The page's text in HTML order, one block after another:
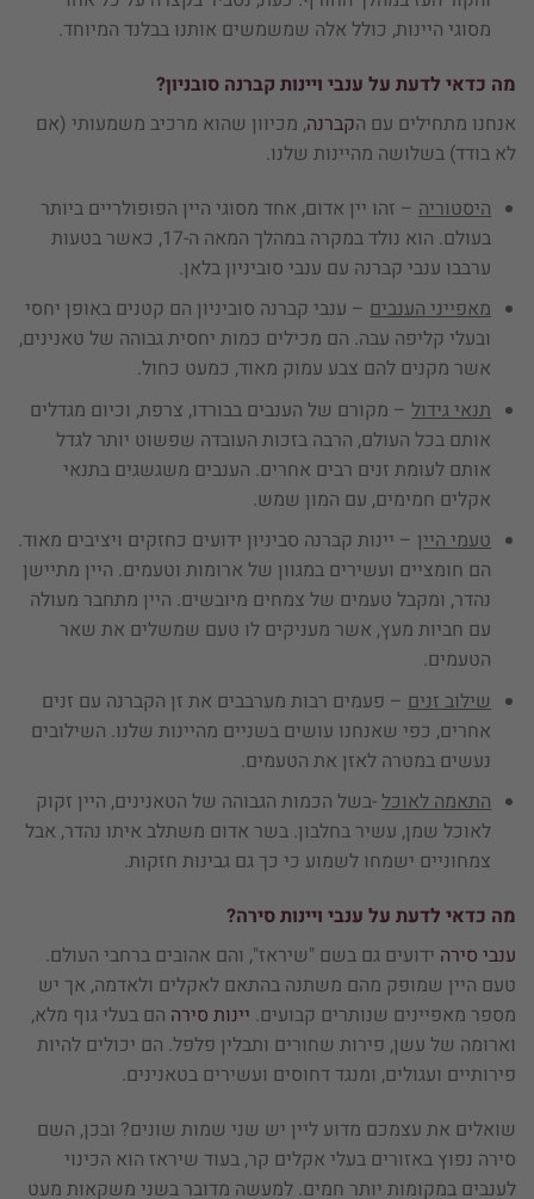
מסוגי היינות, כולל אלה שמשמשים אותנו בבלנד המיוחד.
מה כדאי לדעת על ענבי ויינות קברנה סובניון?
אנחנו מתחילים עם הקברנה, מכיוון שהוא מרכיב משמעותי (אם
לא בודד) בשלושה מהיינות שלנו.
היסטוריה – זהו יין אדום, אחד מסוגי היין הפופולריים ביותר
בעולם. הוא נולד במקרה במהלך המאה ה-17, כאשר בטעות
ערבבו ענבי קברנה עם ענבי סוביניון בלאן.
מאפייני הענבים– ענבי קברנה סוביניון הם קטנים באופן יחסי
ובעלי קליפה עבה. הם מכילים כמות יחסית גבוהה של טאנינים,
אשר מקנים להם צבע עמוק מאוד, כמעט כחול.
תנאי גידול – מקורם של הענבים בבורדו, צרפת, וכיום מגדלים
אותם בכל העולם, הרבה בזכות העובדה שפשוט יותר לגדל
אותם לעומת זנים רבים אחרים. הענבים משגשגים בתנאי
אקלים חמימים, עם המון שמש.
טעמי היין – יינות קברנה סביניון ידועים כחזקים ויציבים מאוד.
הם חומציים ועשירים במגוון של ארומות וטעמים. היין מתיישן
נהדר, ומקבל טעמים של צמחים מיובשים. היין מתחבר מעולה
עם חביות מעץ, אשר מעניקים לו טעם שמשלים את שאר
הטעמים.
שילוב זנים– פעמים רבות מערבבים את זן הקברנה עם זנים
אחרים, כפי שאנחנו עושים בשניים מהיינות שלנו. השילובים
נעשים במטרה לאזן את הטעמים.
התאמה לאוכל-בשל הכמות הגבוהה של הטאנינים, היין זקוק
לאוכל שמן, עשיר בחלבון. בשר אדום משתלב איתו נהדר, אבל
צמחוניים ישמחו לשמוע כי כך גם גבינות חזקות.
מה כדאי לדעת על ענבי ויינות סירה?
ענבי סירה ידועים גם בשם "שיראז", והם אהובים ברחבי העולם.
טעם היין שמופק מהם משתנה בהתאם לאקלים ולאדמה, אך יש
מספר מאפיינים שנותרים קבועים. יינות סירה הם בעלי גוף מלא,
וארומה של עשן, פירות שחורים ותבלין פלפל. הם יכולים להיות
פירותיים ועגולים, ומנגד דחוסים ועשירים בטאנינים.
שואלים את עצמכם מדוע ליין יש שני שמות שונים? ובכן, השם
סירה נפוץ באזורים בעלי אקלים קר, בעוד שיראז הוא הכינוי
לענבים במקומות יותר חמים. למעשה מדובר בשני משקאות מעט